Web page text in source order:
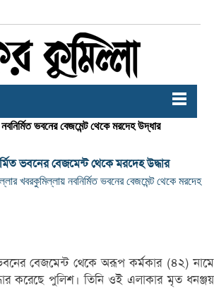
ভবনের বেজমেন্ট থেকে মরদেহ উদ্ধার
ভবনের বেজমেন্ট থেকে মরদেহ উদ্ধার
খবরকুমিল্লায় নবনির্মিত ভবনের বেজমেন্ট থেকে মরদেহ
বেজমেন্ট থেকে অরূপ কর্মকার (৪২) নামে
করেছে পুলিশ। তিনি ওই এলাকার মৃত ধনঞ্জয়